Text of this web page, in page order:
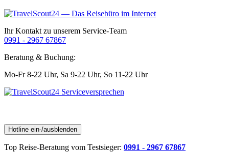
Ihr Kontakt zu unserem Service-Team
0991 - 2967 67867
Beratung & Buchung:
Mo-Fr 8-22 Uhr, Sa 9-22 Uhr, So 11-22 Uhr
Hotline ein-/ausblenden
Top Reise-Beratung vom Testsieger: 0991 - 2967 67867